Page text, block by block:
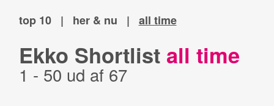
top 10 | her & nu | all time
Ekko Shortlist all time
1 - 50 ud af 67